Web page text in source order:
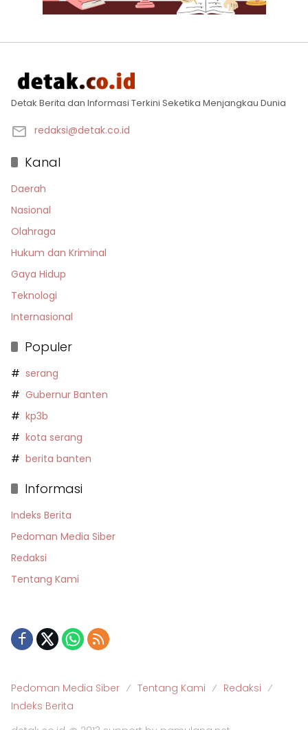
Detak Berita dan Informasi Terkini Seketika Menjangkau Dunia
redaksi@detak.co.id
Kanal
Daerah
Nasional
Olahraga
Hukum dan Kriminal
Gaya Hidup
Teknologi
Internasional
Populer
serang
Gubernur Banten
kp3b
kota serang
berita banten
Informasi
Indeks Berita
Pedoman Media Siber
Redaksi
Tentang Kami
Pedoman Media Siber Tentang Kami
Redaksi
Indeks Berita